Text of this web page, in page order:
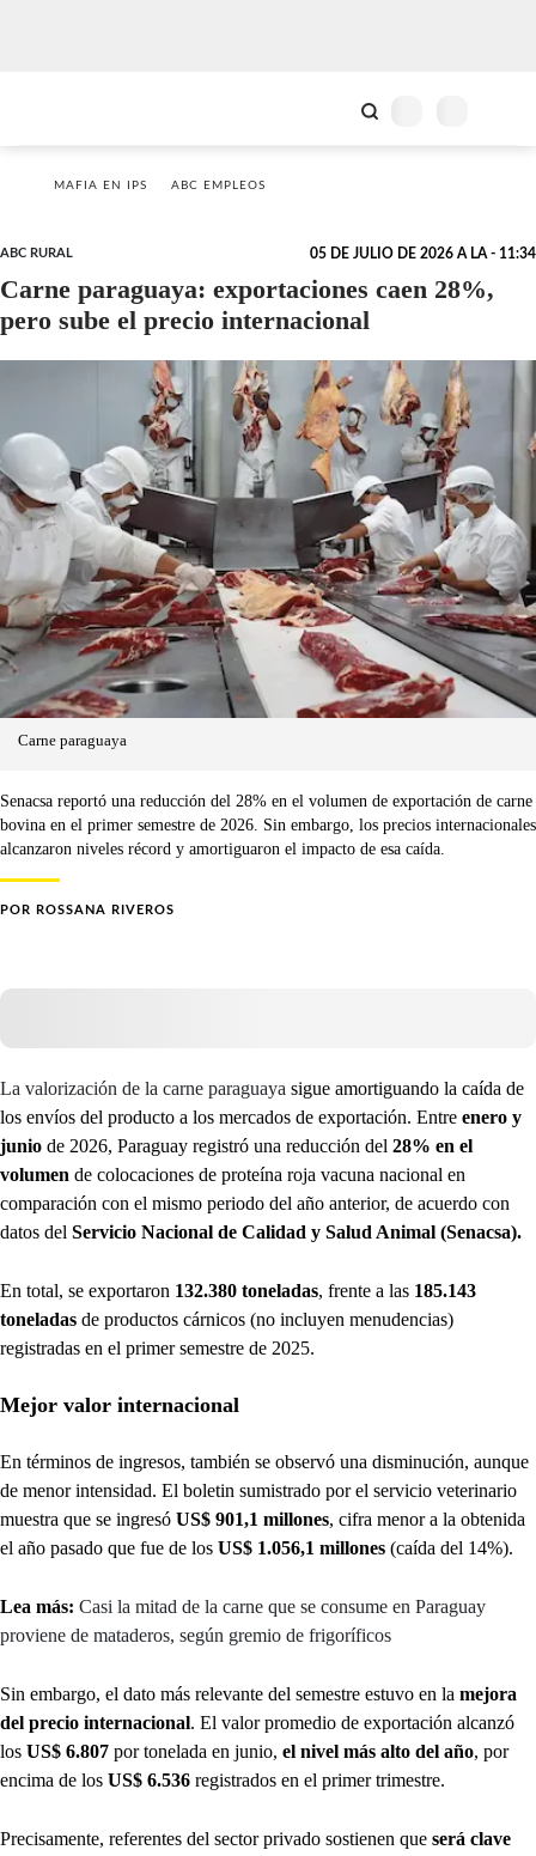
MAFIA EN IPS ABC EMPLEOS
ABC RURAL 05 DE JULIO DE 2026 A LA - 11:34
Carne paraguaya: exportaciones caen 28%,
pero sube el precio internacional
Carne paraguaya
Senacsa reportó una reducción del 28% en el volumen de exportación de carne
bovina en el primer semestre de 2026. Sin embargo, los precios internacionales
alcanzaron niveles récord y amortiguaron el impacto de esa caída.
POR ROSSANA RIVEROS
La valorización de la carne paraguaya sigue amortiguando la caída de
los envíos del producto a los mercados de exportación. Entre enero y
junio de 2026, Paraguay registró una reducción del 28% en el
volumen de colocaciones de proteína roja vacuna nacional en
comparación con el mismo periodo del año anterior, de acuerdo con
datos del Servicio Nacional de Calidad y Salud Animal (Senacsa).
En total, se exportaron 132.380 toneladas, frente a las 185.143
toneladas de productos cárnicos (no incluyen menudencias)
registradas en el primer semestre de 2025.
Mejor valor internacional
En términos de ingresos, también se observó una disminución, aunque
de menor intensidad. El boletin sumistrado por el servicio veterinario
muestra que se ingresó US$ 901,1 millones, cifra menor a la obtenida
el año pasado que fue de los US$ 1.056,1 millones (caída del 14%).
Lea más: Casi la mitad de la carne que se consume en Paraguay
proviene de mataderos, según gremio de frigoríficos
Sin embargo, el dato más relevante del semestre estuvo en la mejora
del precio internacional. El valor promedio de exportación alcanzó
los US$ 6.807 por tonelada en junio, el nivel más alto del año, por
encima de los US$ 6.536 registrados en el primer trimestre.
Precisamente, referentes del sector privado sostienen que será clave